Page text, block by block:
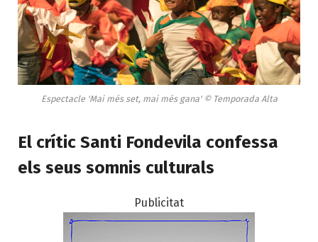
Espectacle 'Mai més set, mai més gana' © Temporada Alta
El crític Santi Fondevila confessa
els seus somnis culturals
Publicitat